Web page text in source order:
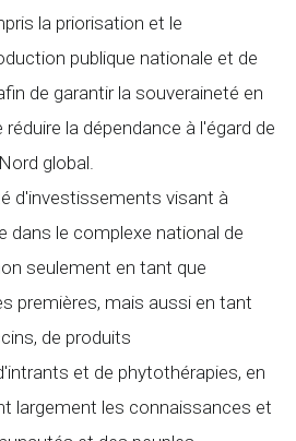
la priorisation et le
publique nationale et de
de garantir la souveraineté en
la dépendance à l'égard de
global.
d'investissements visant à
dans le complexe national de
seulement en tant que
premières, mais aussi en tant
de produits
et de phytothérapies, en
largement les connaissances et